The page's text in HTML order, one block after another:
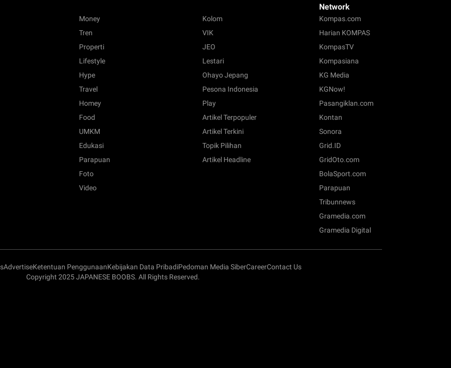
Money
Tren
Properti
Lifestyle
Hype
Travel
Homey
Food
UMKM
Edukasi
Parapuan
Foto
Video
Kolom
VIK
JEO
Lestari
Ohayo Jepang
Pesona Indonesia
Play
Artikel Terpopuler
Artikel Terkini
Topik Pilihan
Artikel Headline
Network
Kompas.com
Harian KOMPAS
KompasTV
Kompasiana
KG Media
KGNow!
Pasangiklan.com
Kontan
Sonora
Grid.ID
GridOto.com
BolaSport.com
Parapuan
Tribunnews
Gramedia.com
Gramedia Digital
AdvertiseKetentuan PenggunaanKebijakan Data PribadiPedoman Media SiberCareerContact Us
Copyright 2025 JAPANESE BOOBS. All Rights Reserved.